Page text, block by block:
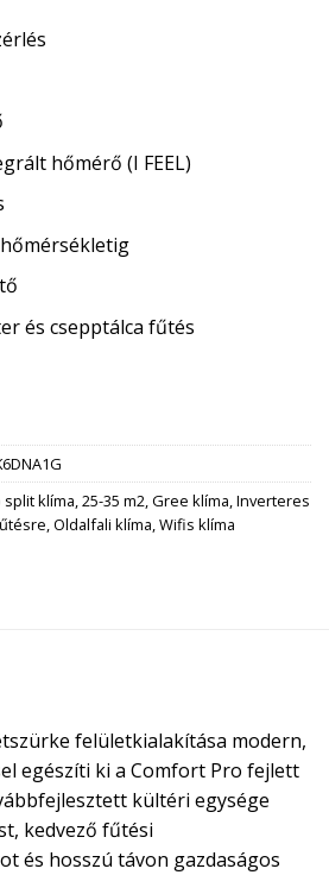
hőmérő (I FEEL)
és csepptálca fűtés
split klíma,25-35 m2,Gree klíma,Inverteres
,Oldalfali klíma,Wifis klíma
felületkialakítása modern,
egészíti ki a Comfort Pro fejlett
kültéri egysége
kedvező fűtési
és hosszú távon gazdaságos